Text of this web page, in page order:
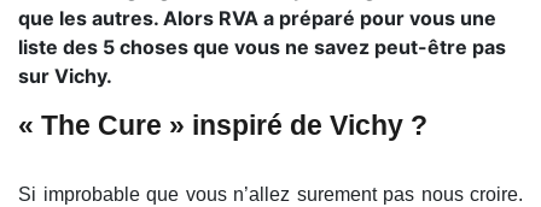
que les autres. Alors RVA a préparé pour vous une
liste des 5 choses que vous ne savez peut-être pas
sur Vichy.
« The Cure » inspiré de Vichy ?
Si improbable que vous n’allez surement pas nous croire.